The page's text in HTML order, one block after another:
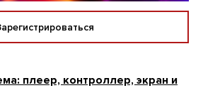
плеер, контроллер, экран и